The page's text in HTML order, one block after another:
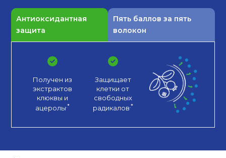
Антиоксидантная
защита
Пять баллов за пять
волокон
Получен из
экстрактов
клюквы и
ацеролы.*
Защищает
клетки от
свободных
радикалов.*